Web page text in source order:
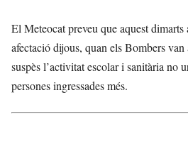
El Meteocat preveu que aquest
afectació dijous, quan els Bombers
suspès l’activitat escolar i sanitària
persones ingressades més.